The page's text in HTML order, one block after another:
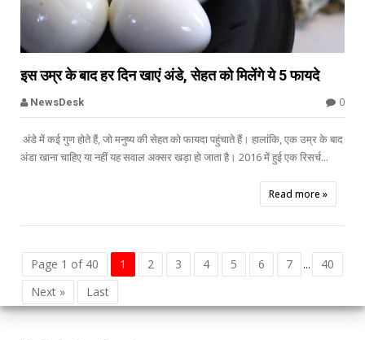
इस उम्र के बाद हर दिन खाएं अंडे, सेहत को मिलेंगे ये 5 फायदे
NewsDesk 0
अंडे में कई गुण होते हैं, जो मनुष्य की सेहत को फायदा पहुंचाते हैं। हालांकि, एक उम्र के बाद
अंडा खाना चाहिए या नहीं यह सवाल अक्सर खड़ा हो जाता है। 2016 में हुई एक रिसर्च...
Read more »
Page 1 of 40 1 2 3 4 5 6 7 ...
40
Next »
Last